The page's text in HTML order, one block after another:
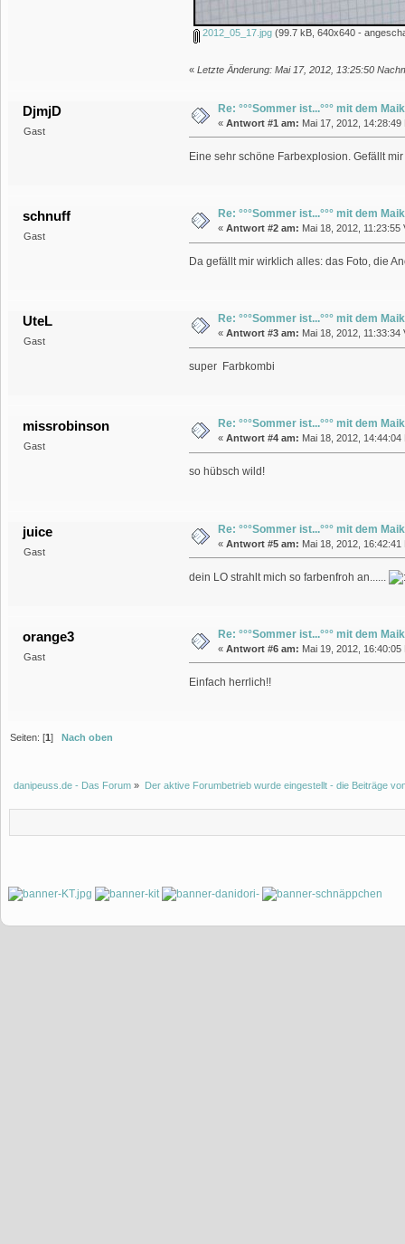
2012_05_17.jpg(99.7 kB, 640x640 -
« Letzte Änderung: Mai 17, 2012, 13:25:50
DjmjD
Gast
Re: °°°Sommer ist...°°° mit dem
« Antwort #1 am: Mai 17, 2012, 14:28:49
Eine sehr schöne Farbexplosion. Gefällt
schnuff
Gast
Re: °°°Sommer ist...°°° mit dem
« Antwort #2 am: Mai 18, 2012, 11:23:55
Da gefällt mir wirklich alles: das Foto, die
UteL
Gast
Re: °°°Sommer ist...°°° mit dem
« Antwort #3 am: Mai 18, 2012, 11:33:34
super Farbkombi
missrobinson
Gast
Re: °°°Sommer ist...°°° mit dem
« Antwort #4 am: Mai 18, 2012, 14:44:04
so hübsch wild!
juice
Gast
Re: °°°Sommer ist...°°° mit dem
« Antwort #5 am: Mai 18, 2012, 16:42:41
dein LO strahlt mich so farbenfroh an......
orange3
Gast
Re: °°°Sommer ist...°°° mit dem
« Antwort #6 am: Mai 19, 2012, 16:40:05
Einfach herrlich!!
Seiten: [1]Nach oben
danipeuss.de - Das Forum » Der aktive Forumbetrieb wurde eingestellt - die Beiträge